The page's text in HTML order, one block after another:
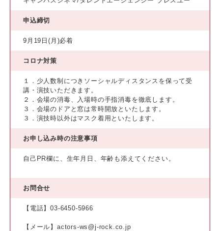
申込締切
9月19日(月)必着
コロナ対策
１．少人数制につきソーシャルディスタンスを保って受
講・演技いただきます。
２．会場の消毒、入場時の手指消毒を徹底します。
３．会場のドアと窓は常時開放といたします。
３．演技時以外はマスク着用といたします。
お申し込み時の注意事項
自己PR欄に、生年月日、年齢も添えてください。
お問合せ
【電話】03-6450-5966
【メール】actors-ws@j-rock.co.jp